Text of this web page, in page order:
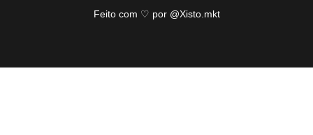
Feito com ♡ por @Xisto.mkt